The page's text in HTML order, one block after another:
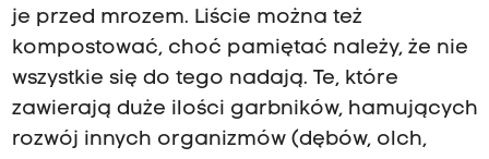
je przed mrozem. Liście można też
kompostować, choć pamiętać należy, że nie
wszystkie się do tego nadają. Te, które
zawierają duże ilości garbników, hamujących
rozwój innych organizmów (dębów, olch,